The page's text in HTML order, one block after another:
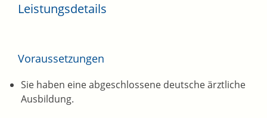
Leistungsdetails
Voraussetzungen
Sie haben eine abgeschlossene deutsche ärztliche
Ausbildung.